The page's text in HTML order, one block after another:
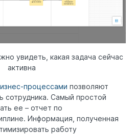
увидеть, какая задача сейчас
активна
процессами позволяют
сотрудника. Самый простой
ее – отчет по
Информация, полученная
работу